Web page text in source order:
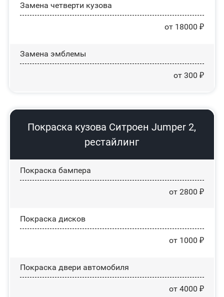
Замена четверти кузова
от 18000 ₽
Замена эмблемы
от 300 ₽
Покраска кузова Ситроен Jumper 2,
рестайлинг
Покраска бампера
от 2800 ₽
Покраска дисков
от 1000 ₽
Покраска двери автомобиля
от 4000 ₽